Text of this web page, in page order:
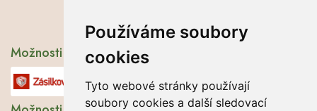
Používáme soubory
cookies
Tyto webové stránky používají
soubory cookies a další sledovací
údajů
Možnosti dopravy